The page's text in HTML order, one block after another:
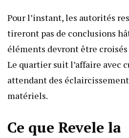
Pour l’instant, les autorités
tireront pas de conclusions
éléments devront être croisés
Le quartier suit l’affaire avec
attendant des
matériels.
Ce que Revele la